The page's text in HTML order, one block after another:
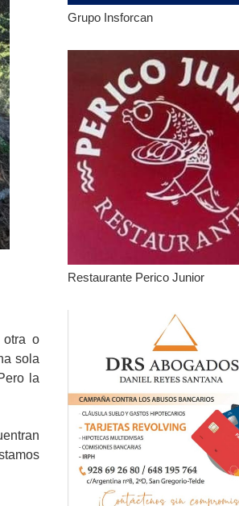
Grupo Insforcan
Restaurante Perico Junior
otra o
sola
la